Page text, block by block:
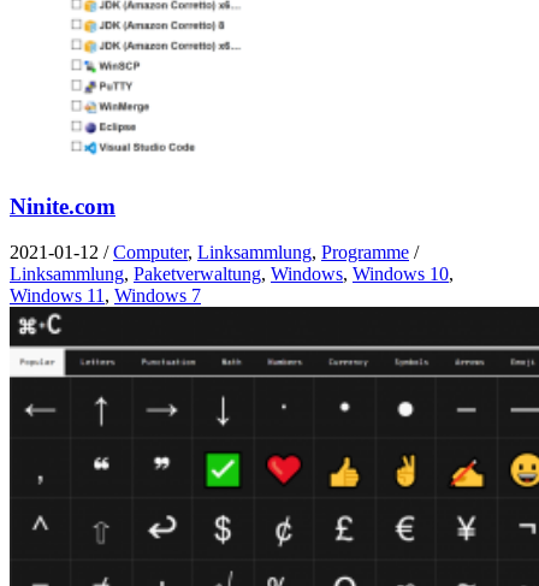
Ninite.com
2021-01-12 /Computer, Linksammlung, Programme /
Linksammlung, Paketverwaltung, Windows, Windows 10,
Windows 11 , Windows 7